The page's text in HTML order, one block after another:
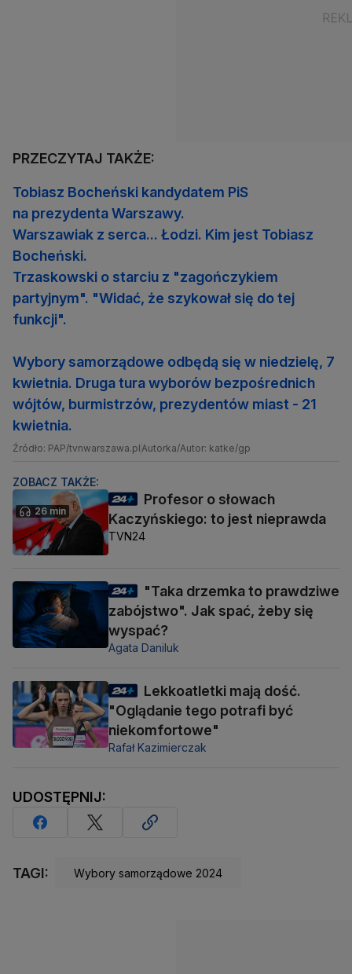
PRZECZYTAJ TAKŻE:
Tobiasz Bocheński kandydatem PiS
na prezydenta Warszawy.
Warszawiak z serca... Łodzi. Kim jest Tobiasz
Bocheński.
Trzaskowski o starciu z "zagończykiem
partyjnym". "Widać, że szykował się do tej
funkcji".
Wybory samorządowe odbędą się w niedzielę, 7
kwietnia. Druga tura wyborów bezpośrednich
wójtów, burmistrzów, prezydentów miast - 21
kwietnia.
Źródło: PAP/tvnwarszawa.plAutorka/Autor: katke/gp
ZOBACZ TAKŻE:
26 min
Profesor o słowach
Kaczyńskiego: to jest nieprawda
TVN24
"Taka drzemka to prawdziwe
zabójstwo". Jak spać, żeby się
wyspać?
Agata Daniluk
Lekkoatletki mają dość.
"Oglądanie tego potrafi być
niekomfortowe"
Rafał Kazimierczak
UDOSTĘPNIJ:
TAGI: Wybory samorządowe 2024